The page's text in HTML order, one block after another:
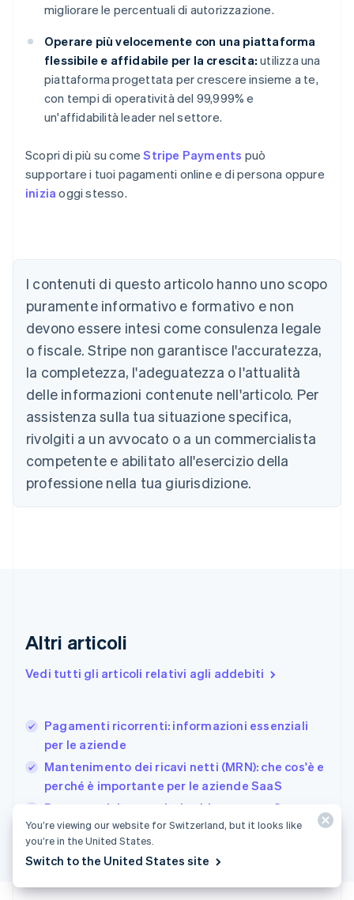
migliorare le percentuali di autorizzazione.
Operare più velocemente con una piattaforma
flessibile e affidabile per la crescita: utilizza una
piattaforma progettata per crescere insieme a te,
con tempi di operatività del 99,999% e
un'affidabilità leader nel settore.
Scopri di più su comeStripe Payments può
supportare i tuoi pagamenti online e di persona oppure
inizia oggi stesso.
I contenuti di questo articolo hanno uno scopo
puramente informativo e formativo e non
devono essere intesi come consulenza legale
o fiscale. Stripe non garantisce l'accuratezza,
la completezza, l'adeguatezza o l'attualità
delle informazioni contenute nell'articolo. Per
assistenza sulla tua situazione specifica,
rivolgiti a un avvocato o a un commercialista
competente e abilitato all'esercizio della
professione nella tua giurisdizione.
Altri articoli
Vedi tutti gli articoli relativi agli addebiti
Pagamenti ricorrenti: informazioni essenziali
per le aziende
Mantenimento dei ricavi netti (MRN): che cos'è e
perché è importante per le aziende SaaS
Pagamenti ricorrenti o in abbonamento?
Austria
Belgio
Nederlands FrançaisDeutschEnglish
Brasile
Português English
Bulgaria
English
Canada
EnglishFrançais
Cina continentale
简体中文
Cipro
English
Croazia
Danimarca
Francia
Germania
日本語English
Gibilterra
Grecia
English
India
Irlanda
Italia
You’re viewing our website for Switzerland, but it looks like
you’re in the United States.
Switch to the United States site